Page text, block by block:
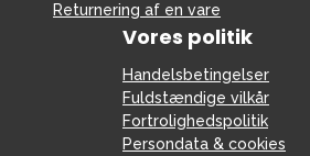
Returnering af en vare
Vores politik
Handelsbetingelser
Fuldstændige vilkår
Fortrolighedspolitik
Persondata & cookies